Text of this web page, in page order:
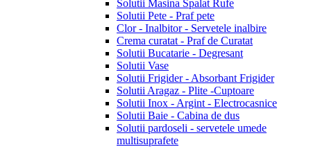
Solutii Masina Spalat Rufe
Solutii Pete - Praf pete
Clor - Inalbitor - Servetele inalbire
Crema curatat - Praf de Curatat
Solutii Bucatarie - Degresant
Solutii Vase
Solutii Frigider - Absorbant Frigider
Solutii Aragaz - Plite -Cuptoare
Solutii Inox - Argint - Electrocasnice
Solutii Baie - Cabina de dus
Solutii pardoseli - servetele umede
multisuprafete